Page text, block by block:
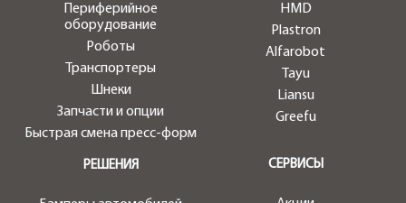
Периферийное
оборудование
Роботы
Транспортеры
Шнеки
Запчасти и опции
Быстрая смена пресс-форм
HMD
Plastron
Alfarobot
Tayu
Liansu
Greefu
СЕРВИСЫ
РЕШЕНИЯ